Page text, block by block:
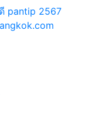
pantip 2567